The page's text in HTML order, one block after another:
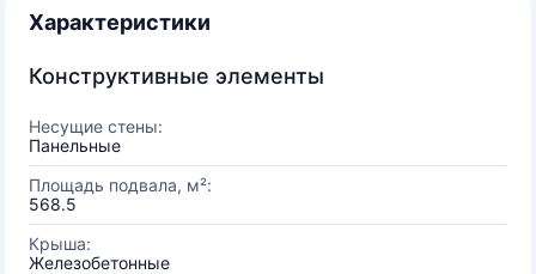
Характеристики
Конструктивные элементы
Несущие стены:
Панельные
Площадь подвала, м²:
568.5
Крыша:
Железобетонные